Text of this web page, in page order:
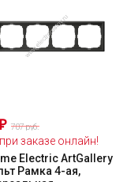
707 руб.
заказе онлайн!
Electric ArtGallery
Рамка 4-ая,